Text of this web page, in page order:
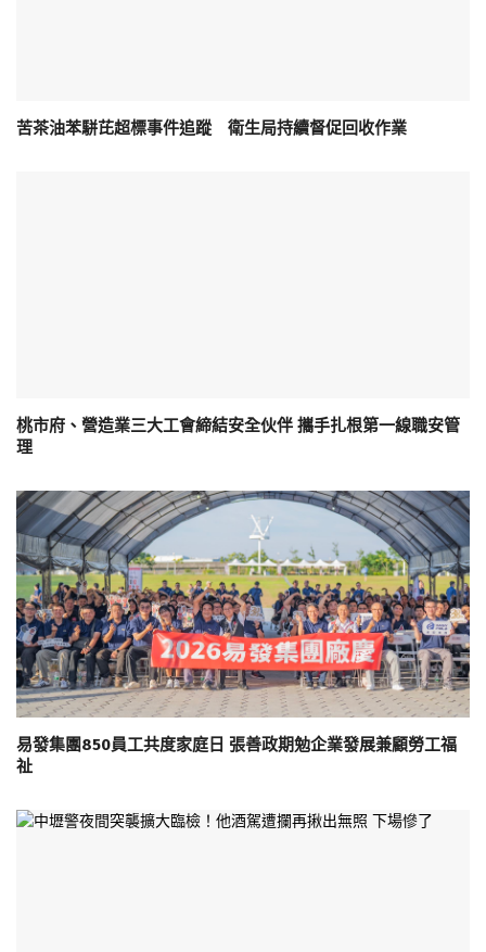
苦茶油苯駢芘超標事件追蹤 衛生局持續督促回收作業
桃市府、營造業三大工會締結安全伙伴 攜手扎根第一線職安管
理
易發集團850員工共度家庭日 張善政期勉企業發展兼顧勞工福
祉